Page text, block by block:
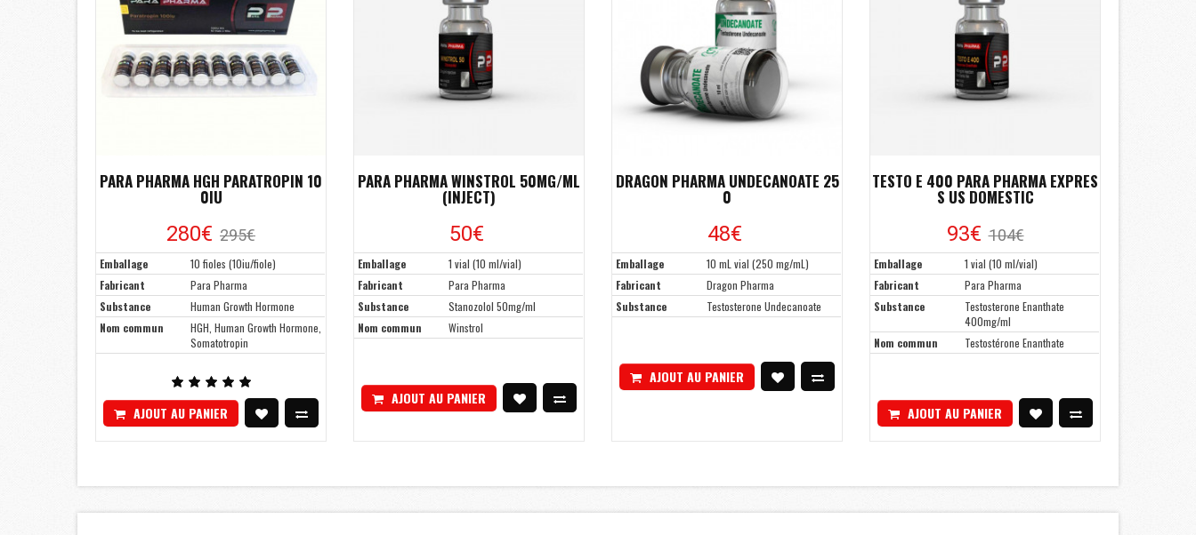
PARA PHARMA HGH PARATROPIN 10
0IU
280€ 295€
Emballage
10 fioles (10iu/fiole)
Fabricant
Para Pharma
Substance
Human Growth Hormone
Nom commun
HGH, Human Growth Hormone,
Somatotropin
AJOUT AU PANIER
PARA PHARMA WINSTROL 50MG/ML
(INJECT)
50€
Emballage
1 vial (10 ml/vial)
Fabricant
Para Pharma
Substance
Stanozolol 50mg/ml
Nom commun
Winstrol
AJOUT AU PANIER
DRAGON PHARMA UNDECANOATE 25
0
48€
Emballage
10 mL vial (250 mg/mL)
Fabricant
Dragon Pharma
Substance
Testosterone Undecanoate
AJOUT AU PANIER
TESTO E 400 PARA PHARMA EXPRES
S US DOMESTIC
93€ 104€
Emballage
1 vial (10 ml/vial)
Fabricant
Para Pharma
Substance
Testosterone Enanthate
400mg/ml
Nom commun
Testostérone Enanthate
AJOUT AU PANIER